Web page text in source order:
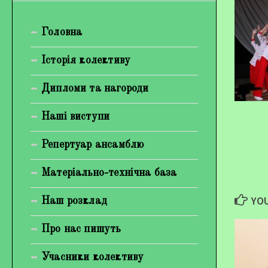
Гірієнко Ірина Михайлівна
Галерея
Відеогалерея
Фотогалерея
Головна
Історія колективу
Дипломи та нагороди
Наші виступи
Репертуар ансамблю
Матеріально-технічна база
Наш розклад
Про нас пишуть
Учасники колективу